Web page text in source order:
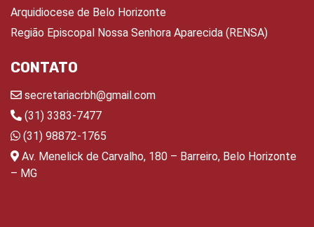
Arquidiocese de Belo Horizonte
Região Episcopal Nossa Senhora Aparecida (RENSA)
CONTATO
secretariacrbh@gmail.com
(31) 3383-7477
(31) 98872-1765
Av. Menelick de Carvalho, 180 – Barreiro, Belo Horizonte
– MG